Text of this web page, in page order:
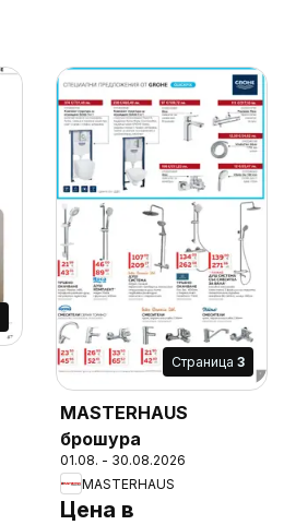
Cтраница 3
MASTERHAUS
брошура
01.08. - 30.08.2026
MASTERHAUS
Цена в